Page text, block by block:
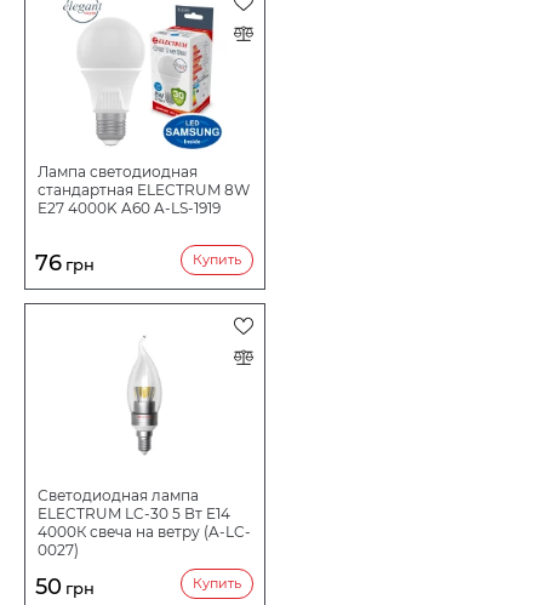
Срок службы ч
Количество в коробе шт:
Лампа светодиодная
стандартная ELECTRUM 8W
E27 4000K A60 A-LS-1919
76 грн Купить
Светодиодная лампа
ELECTRUM LC-30 5 Вт E14
4000К свеча на ветру (A-LC-
0027)
50 грн Купить